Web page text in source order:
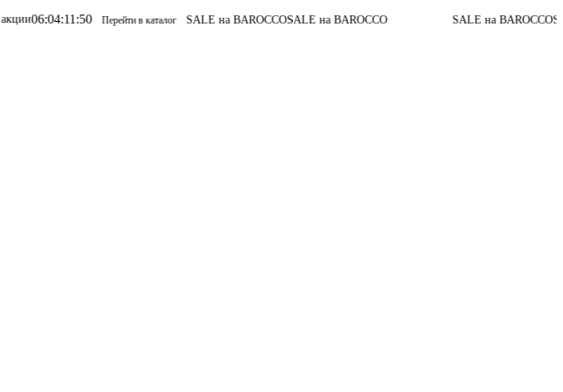
06:04:11:50 Перейти в каталог SALE на BAROCCOSALE на BAROCCO SALE на BAROCCO